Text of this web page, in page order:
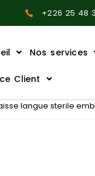
+226 25 48
Nos services
Client
langue sterile